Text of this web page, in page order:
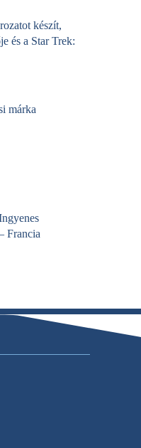
készít,
és a Star Trek:
márka
Francia